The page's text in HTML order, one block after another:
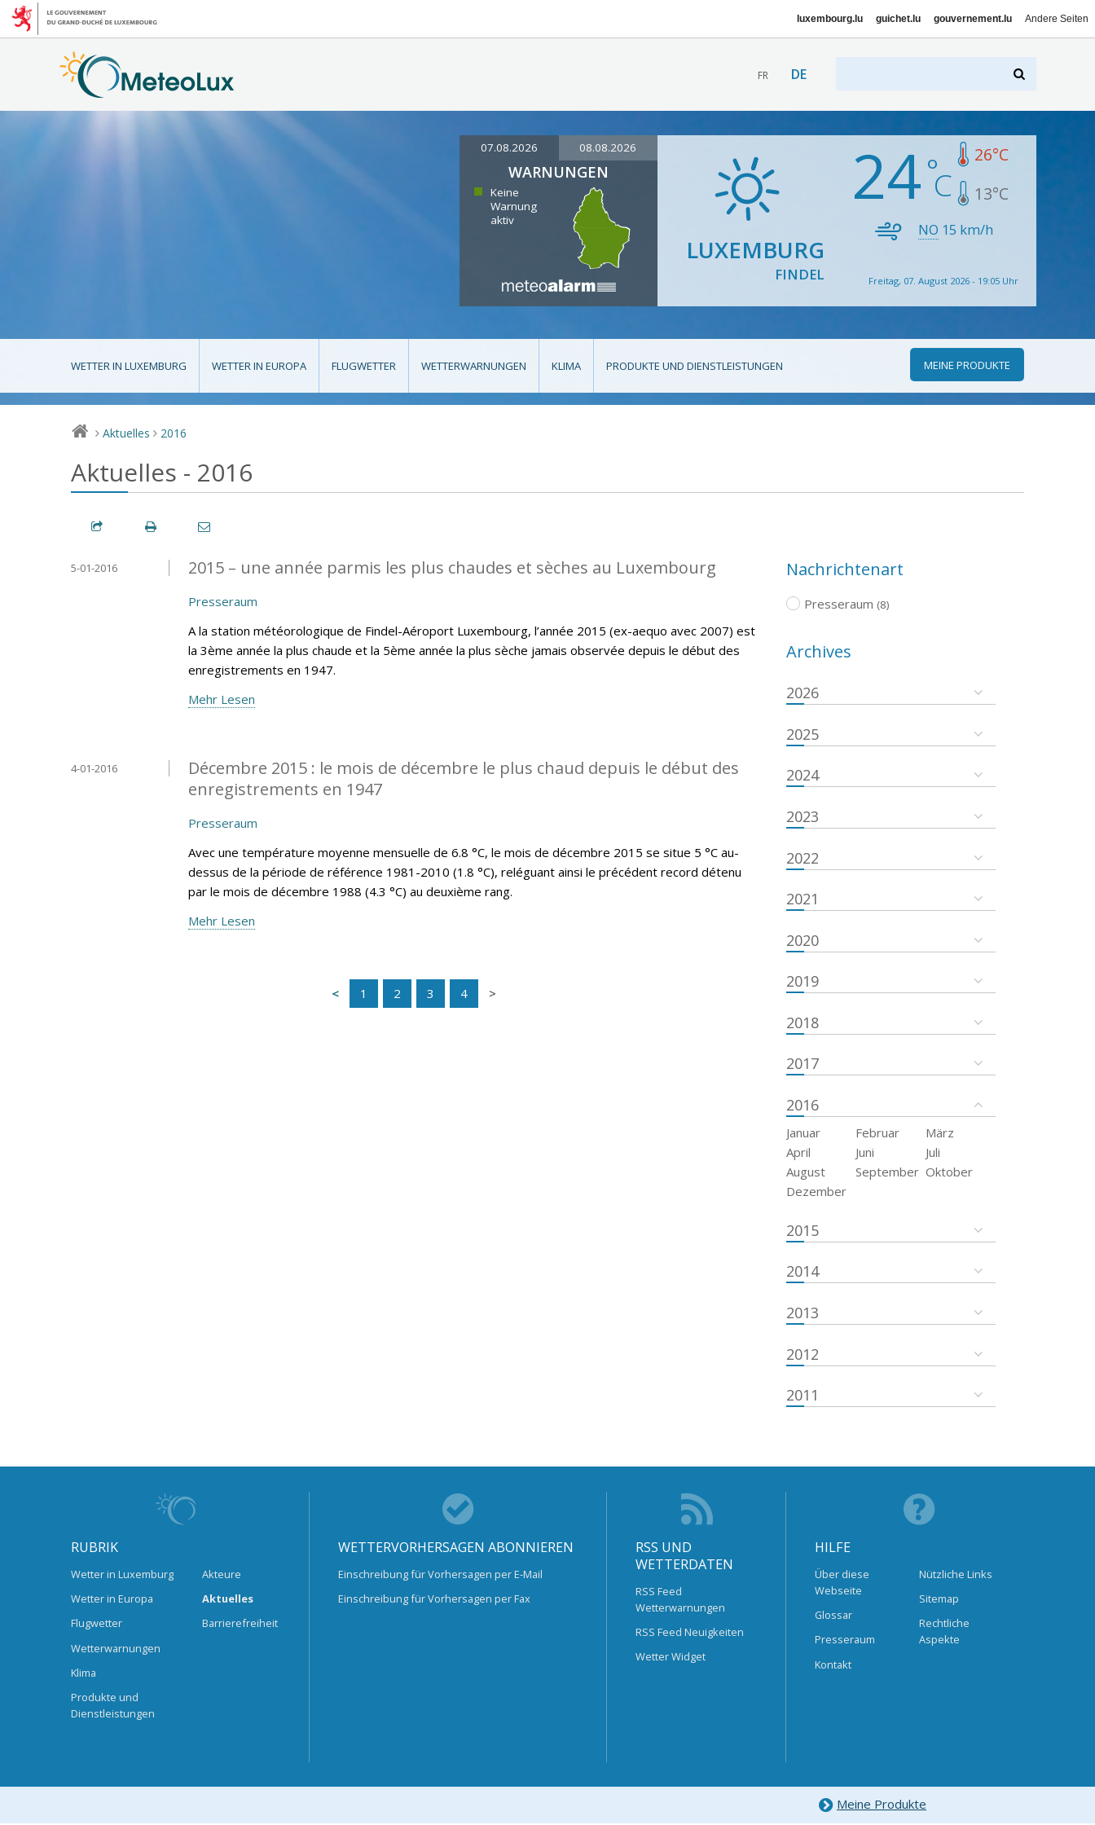
luxembourg.lu guichet.lu gouvernement.lu Andere Seiten
FR DE
07.08.2026 08.08.2026
WARNUNGEN
Keine
Warnung
aktiv
LUXEMBURG
FINDEL
24 26°C
13°C
NO 15 km/h
Freitag, 07. August 2026 - 19:05 Uhr
WETTER IN LUXEMBURG WETTER IN EUROPA FLUGWETTER WETTERWARNUNGEN KLIMA PRODUKTE UND DIENSTLEISTUNGEN MEINE PRODUKTE
> Aktuelles > 2016
Aktuelles - 2016
2015 – une année parmis les plus chaudes et sèches au Luxembourg
5-01-2016
Presseraum
A la station météorologique de Findel-Aéroport Luxembourg, l’année 2015 (ex-aequo avec 2007) est
la 3ème année la plus chaude et la 5ème année la plus sèche jamais observée depuis le début des
enregistrements en 1947.
Mehr Lesen
Décembre 2015 : le mois de décembre le plus chaud depuis le début des
enregistrements en 1947
4-01-2016
Presseraum
Avec une température moyenne mensuelle de 6.8 °C, le mois de décembre 2015 se situe 5 °C au-
dessus de la période de référence 1981-2010 (1.8 °C), reléguant ainsi le précédent record détenu
par le mois de décembre 1988 (4.3 °C) au deuxième rang.
Mehr Lesen
1 2 3 4
Nachrichtenart
Presseraum (8)
Archives
2026
2025
2024
2023
2022
2021
2020
2019
2018
2017
2016
Januar Februar
März
April
Juni
Juli
August
September Oktober
Dezember
2015
2014
2013
2012
2011
RUBRIK
Wetter in Luxemburg
Wetter in Europa
Flugwetter
Wetterwarnungen
Klima
Produkte und
Dienstleistungen
Akteure
Aktuelles
Barrierefreiheit
WETTERVORHERSAGEN ABONNIEREN
Einschreibung für Vorhersagen per E-Mail
Einschreibung für Vorhersagen per Fax
RSS UND
WETTERDATEN
RSS Feed
Wetterwarnungen
RSS Feed Neuigkeiten
Wetter Widget
HILFE
Über diese
Webseite
Glossar
Presseraum
Kontakt
Nützliche Links
Sitemap
Rechtliche
Aspekte
Meine Produkte